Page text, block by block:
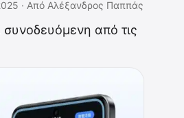
· Από Αλέξανδρος Παππάς
από τις